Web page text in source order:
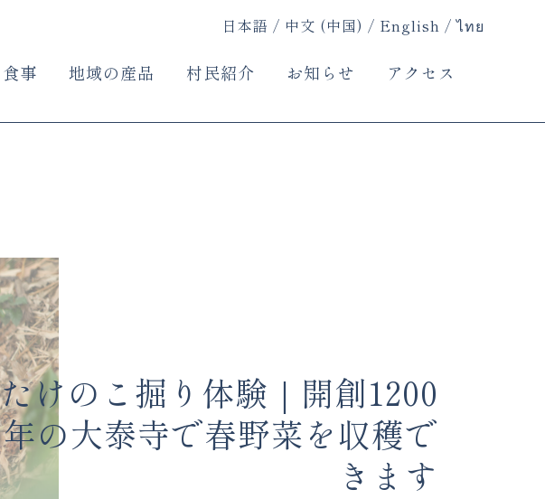
日本語 中文 (中国) English ไทย
食事 地域の産品 村民紹介 お知らせ アクセス
たけのこ掘り体験｜開創1200
年の大泰寺で春野菜を収穫で
きます